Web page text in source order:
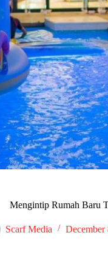
Mengintip Rumah Baru
Scarf Media December